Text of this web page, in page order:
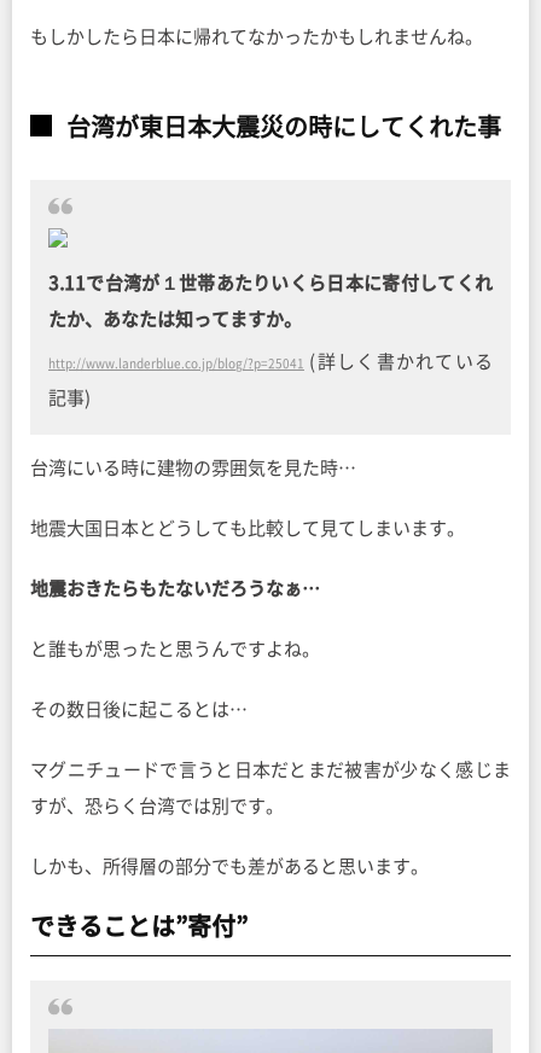
もしかしたら日本に帰れてなかったかもしれませんね。
台湾が東日本大震災の時にしてくれた事
3.11で台湾が１世帯あたりいくら日本に寄付してくれ
たか、あなたは知ってますか。
http://www.landerblue.co.jp/blog/?p=25041
(詳しく書かれている
記事)
台湾にいる時に建物の雰囲気を見た時…
地震大国日本とどうしても比較して見てしまいます。
地震おきたらもたないだろうなぁ…
と誰もが思ったと思うんですよね。
その数日後に起こるとは…
マグニチュードで言うと日本だとまだ被害が少なく感じま
すが、恐らく台湾では別です。
しかも、所得層の部分でも差があると思います。
できることは”寄付”